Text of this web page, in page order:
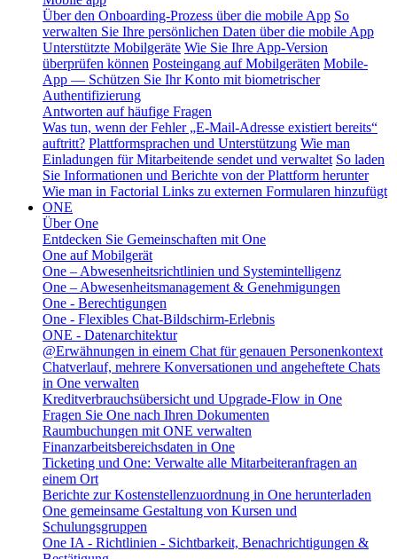
Über den Onboarding-Prozess über die mobile App So
verwalten Sie Ihre persönlichen Daten über die mobile App
Unterstützte Mobilgeräte Wie Sie Ihre App-Version
überprüfen können Posteingang auf Mobilgeräten Mobile-
App — Schützen Sie Ihr Konto mit biometrischer
Authentifizierung
Antworten auf häufige Fragen
Was tun, wenn der Fehler „E-Mail-Adresse existiert bereits“
auftritt? Plattformsprachen und Unterstützung Wie man
Einladungen für Mitarbeitende sendet und verwaltet So laden
Sie Informationen und Berichte von der Plattform herunter
Wie man in Factorial Links zu externen Formularen hinzufügt
ONE
Über One
Entdecken Sie Gemeinschaften mit One
One auf Mobilgerät
One – Abwesenheitsrichtlinien und Systemintelligenz
One – Abwesenheitsmanagement & Genehmigungen
One - Berechtigungen
One - Flexibles Chat-Bildschirm-Erlebnis
ONE - Datenarchitektur
@Erwähnungen in einem Chat für genauen Personenkontext
Chatverlauf, mehrere Konversationen und angeheftete Chats
in One verwalten
Kreditverbrauchsübersicht und Upgrade-Flow in One
Fragen Sie One nach Ihren Dokumenten
Raumbuchungen mit ONE verwalten
Finanzarbeitsbereichsdaten in One
Ticketing und One: Verwalte alle Mitarbeiteranfragen an
einem Ort
Berichte zur Kostenstellenzuordnung in One herunterladen
One gemeinsame Gestaltung von Kursen und
Schulungsgruppen
One IA - Richtlinien - Sichtbarkeit, Benachrichtigungen &